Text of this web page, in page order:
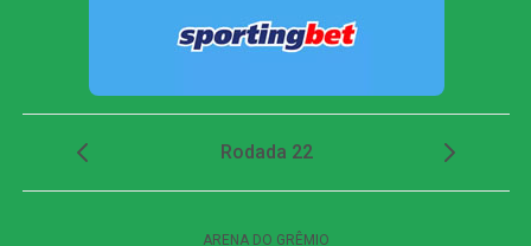
cabeceou após cruzamento de Rubens, mas Ronaldo fez
uma defesa espetacular.
O Galo continuou buscando o gol, com Arana arriscando
noite inspirada. Aos 34 minutos, Palacios teve uma